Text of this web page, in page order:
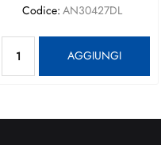
Codice: AN30427DL
AGGIUNGI